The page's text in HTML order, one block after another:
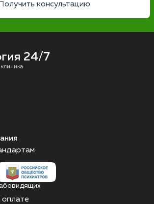
Получить консультацию
24/7